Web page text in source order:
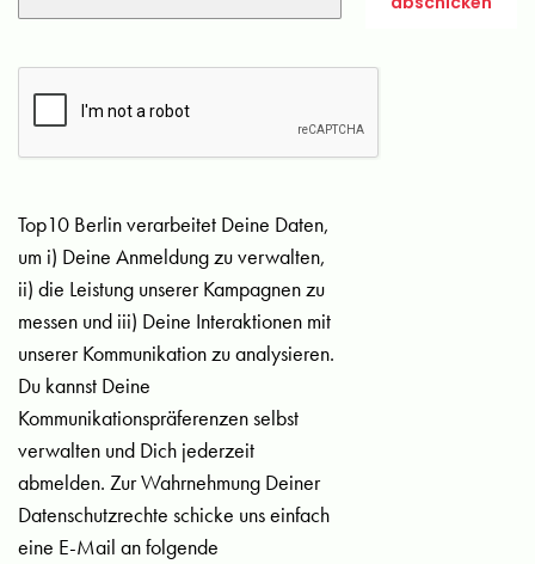
Top10 Berlin verarbeitet Deine Daten,
um i) Deine Anmeldung zu verwalten,
ii) die Leistung unserer Kampagnen zu
messen und iii) Deine Interaktionen mit
unserer Kommunikation zu analysieren.
Du kannst Deine
Kommunikationspräferenzen selbst
verwalten und Dich jederzeit
abmelden. Zur Wahrnehmung Deiner
Datenschutzrechte schicke uns einfach
eine E-Mail an folgende